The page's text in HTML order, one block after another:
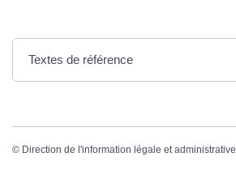
Textes de référence
© Direction de l'information légale et administrative